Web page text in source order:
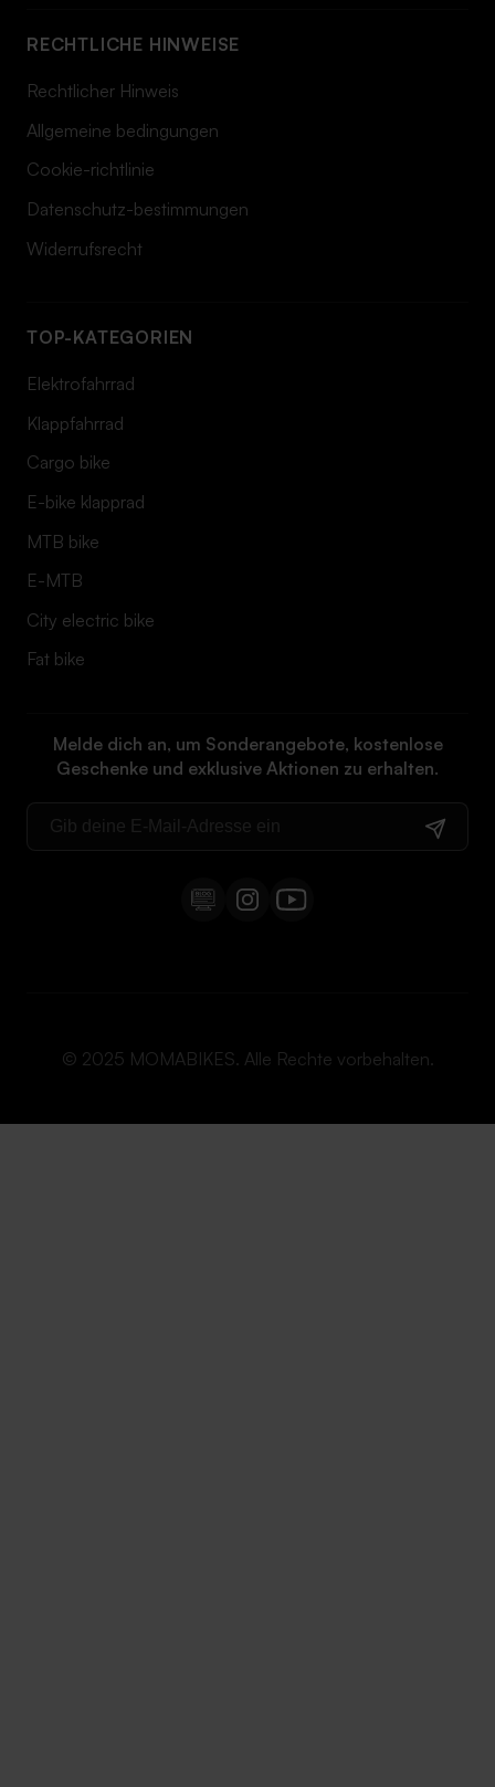
RECHTLICHE HINWEISE
Rechtlicher Hinweis
Allgemeine bedingungen
Cookie-richtlinie
Datenschutz-bestimmungen
Widerrufsrecht
TOP-KATEGORIEN
Elektrofahrrad
Klappfahrrad
Cargo bike
E-bike klapprad
MTB bike
E-MTB
City electric bike
Fat bike
Melde dich an, um Sonderangebote, kostenlose
Geschenke und exklusive Aktionen zu erhalten.
© 2025 MOMABIKES. Alle Rechte vorbehalten.